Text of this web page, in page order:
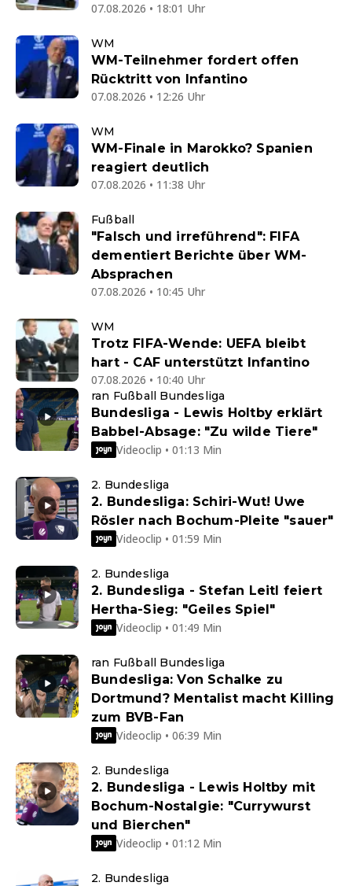
07.08.2026 • 18:01 Uhr
WM
WM-Teilnehmer fordert offen
Rücktritt von Infantino
07.08.2026 • 12:26 Uhr
WM
WM-Finale in Marokko? Spanien
reagiert deutlich
07.08.2026 • 11:38 Uhr
Fußball
"Falsch und irreführend": FIFA
dementiert Berichte über WM-
Absprachen
07.08.2026 • 10:45 Uhr
WM
Trotz FIFA-Wende: UEFA bleibt
hart - CAF unterstützt Infantino
07.08.2026 • 10:40 Uhr
ran Fußball Bundesliga
Bundesliga - Lewis Holtby erklärt
Babbel-Absage: "Zu wilde Tiere"
Videoclip • 01:13 Min
2. Bundesliga
2. Bundesliga: Schiri-Wut! Uwe
Rösler nach Bochum-Pleite "sauer"
Videoclip • 01:59 Min
2. Bundesliga
2. Bundesliga - Stefan Leitl feiert
Hertha-Sieg: "Geiles Spiel"
Videoclip • 01:49 Min
ran Fußball Bundesliga
Bundesliga: Von Schalke zu
Dortmund? Mentalist macht Killing
zum BVB-Fan
Videoclip • 06:39 Min
2. Bundesliga
2. Bundesliga - Lewis Holtby mit
Bochum-Nostalgie: "Currywurst
und Bierchen"
Videoclip • 01:12 Min
2. Bundesliga